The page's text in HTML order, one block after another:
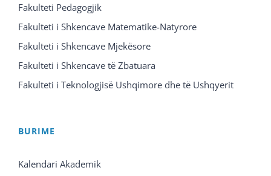
Fakulteti Pedagogjik
Fakulteti i Shkencave Matematike-Natyrore
Fakulteti i Shkencave Mjekësore
Fakulteti i Shkencave të Zbatuara
Fakulteti i Teknologjisë Ushqimore dhe të Ushqyerit
BURIME
Kalendari Akademik